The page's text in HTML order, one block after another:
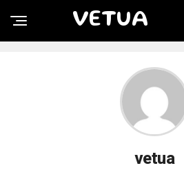
VETUA
vetua